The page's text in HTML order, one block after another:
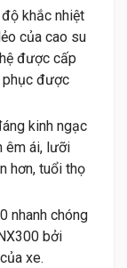
khắc nhiệt
của cao su
được cấp
phục được
kinh ngạc
êm ái, lưỡi
hơn, tuổi thọ
nhanh chóng
bởi
xe.